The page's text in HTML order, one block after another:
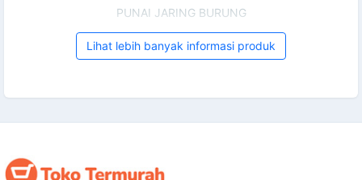
PUNAI JARING BURUNG
Lihat lebih banyak informasi produk